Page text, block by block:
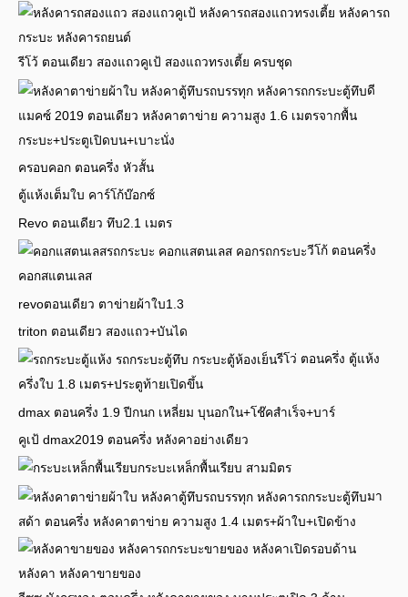
รีโว้ ตอนเดียว สองแถวคูเป้ สองแถวทรงเตี้ย ครบชุด
ดี
แมคซ์ 2019 ตอนเดียว หลังคาตาข่าย ความสูง 1.6 เมตรจากพื้น
กระบะ+ประตูเปิดบน+เบาะนั่ง
ครอบคอก ตอนครึ่ง หัวสั้น
ตู้แห้งเต็มใบ คาร์โก้บ๊อกซ์
Revo ตอนเดียว ทึบ2.1 เมตร
วีโก้ ตอนครึ่ง
คอกสแตนเลส
revoตอนเดียว ตาข่ายผ้าใบ1.3
triton ตอนเดียว สองแถว+บันได
รีโว่ ตอนครึ่ง ตู้แห้ง
ครึ่งใบ 1.8 เมตร+ประตูท้ายเปิดขึ้น
dmax ตอนครึ่ง 1.9 ปีกนก เหลี่ยม บุนอกใน+โช๊คสำเร็จ+บาร์
คูเป้ dmax2019 ตอนครึ่ง หลังคาอย่างเดียว
กระบะเหล็กพื้นเรียบ สามมิตร
มา
สด้า ตอนครึ่ง หลังคาตาข่าย ความสูง 1.4 เมตร+ผ้าใบ+เปิดข้าง